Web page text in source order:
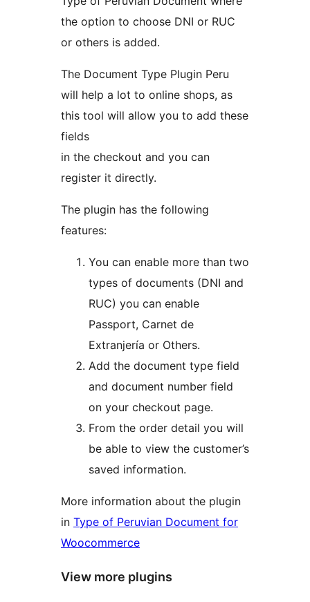
the option to choose DNI or RUC
or others is added.
The Document Type Plugin Peru
will help a lot to online shops, as
this tool will allow you to add these
fields
in the checkout and you can
register it directly.
The plugin has the following
features:
You can enable more than two
types of documents (DNI and
RUC) you can enable
Passport, Carnet de
Extranjería or Others.
Add the document type field
and document number field
on your checkout page.
From the order detail you will
be able to view the customer’s
saved information.
More information about the plugin
in Type of Peruvian Document for
Woocommerce
View more plugins